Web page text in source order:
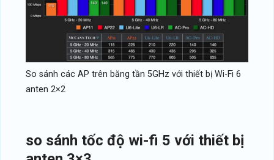
So sánh các AP trên băng tần 5GHz với thiết bị Wi-Fi 6
anten 2×2
so sánh tốc độ wi-fi 5 với thiết bị